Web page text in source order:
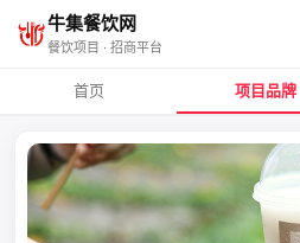
牛集餐饮网
餐饮项目 · 招商平台
首页 项目品牌